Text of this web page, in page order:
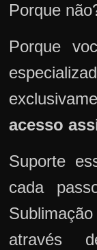
Porque
Porque
acesso
Suporte
cada
através